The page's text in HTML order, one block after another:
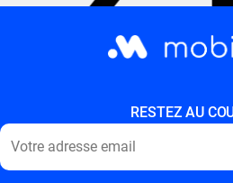
RESTEZ AU